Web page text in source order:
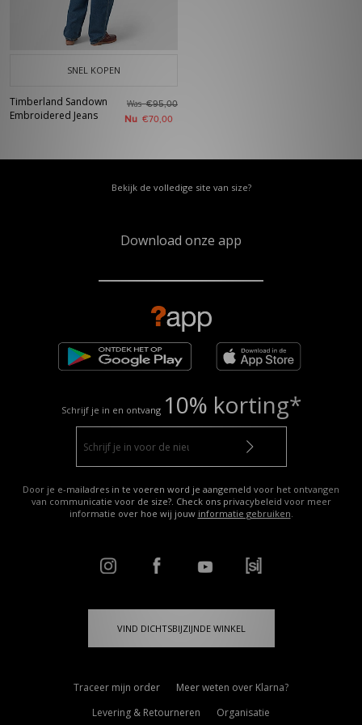
SNEL KOPEN
Timberland Sandown
Embroidered Jeans
Was€95,00
Nu €70,00
Bekijk de volledige site van size?
Download onze app
Schrijf je in en ontvang 10% korting*
Door je e-mailadres in te voeren word je aangemeld voor het ontvangen
van communicatie voor de size?. Check ons privacybeleid voor meer
informatie over hoe wij jouw informatie gebruiken.
VIND DICHTSBIJZIJNDE WINKEL
Traceer mijn order
Meer weten over Klarna?
Levering & Retourneren
Organisatie